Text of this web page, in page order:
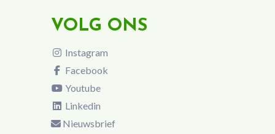
VOLG ONS
Instagram
Facebook
Youtube
Linkedin
Nieuwsbrief